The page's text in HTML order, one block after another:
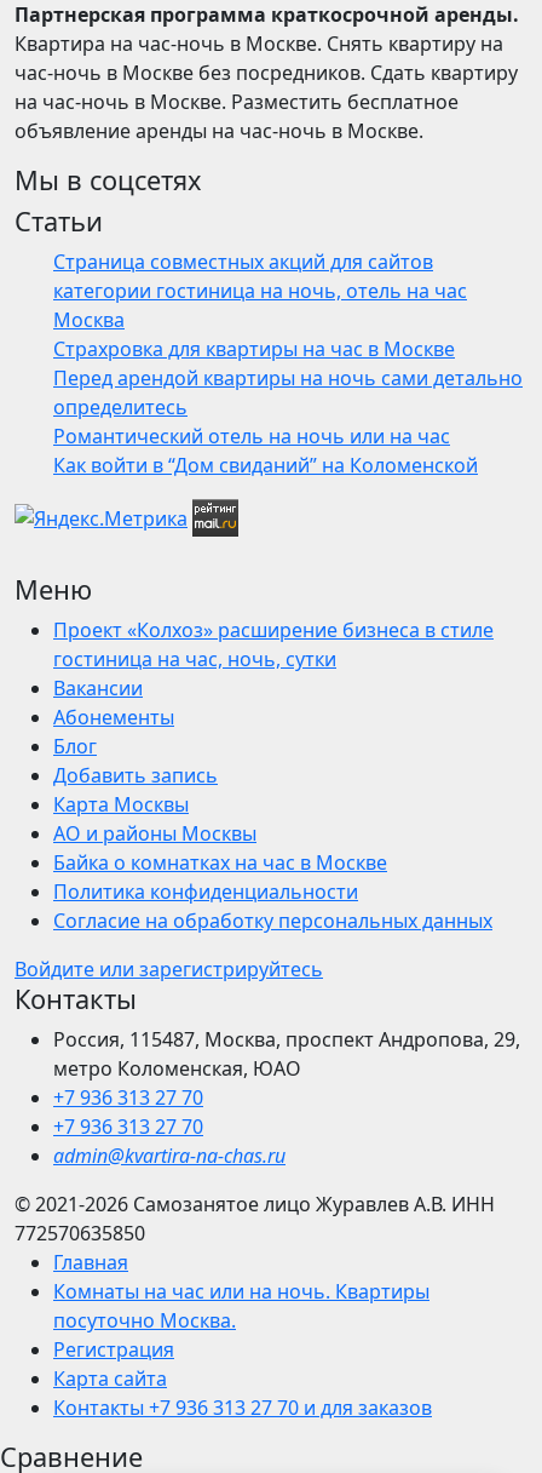
Партнерская программа краткосрочной аренды.
Квартира на час-ночь в Москве. Снять квартиру на
час-ночь в Москве без посредников. Сдать квартиру
на час-ночь в Москве. Разместить бесплатное
объявление аренды на час-ночь в Москве.
Мы в соцсетях
Статьи
Страница совместных акций для сайтов
категории гостиница на ночь, отель на час
Москва
Страхровка для квартиры на час в Москве
Перед арендой квартиры на ночь сами детально
определитесь
Романтический отель на ночь или на час
Как войти в “Дом свиданий” на Коломенской
Меню
Проект «Колхоз» расширение бизнеса в стиле
гостиница на час, ночь, сутки
Вакансии
Абонементы
Блог
Добавить запись
Карта Москвы
АО и районы Москвы
Байка о комнатках на час в Москве
Политика конфиденциальности
Согласие на обработку персональных данных
Войдите или зарегистрируйтесь
Контакты
Россия, 115487, Москва, проспект Андропова, 29,
метро Коломенская, ЮАО
+7 936 313 27 70
+7 936 313 27 70
admin@kvartira-na-chas.ru
© 2021-2026 Самозанятое лицо Журавлев А.В. ИНН
772570635850
Главная
Комнаты на час или на ночь. Квартиры
посуточно Москва.
Регистрация
Карта сайта
Контакты +7 936 313 27 70 и для заказов
Сравнение